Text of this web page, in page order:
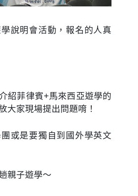
說明會活動，報名的人真
紹菲律賓+馬來西亞遊學的
大家現場提出問題唷！
或是要獨自到國外學英文
親子遊學～